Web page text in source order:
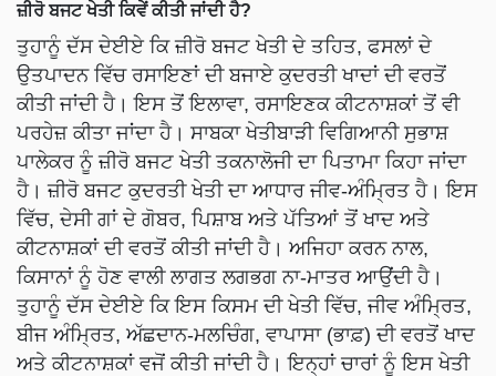
ਜ਼ੀਰੋ ਬਜਟ ਖੇਤੀ ਕਿਵੇਂ ਕੀਤੀ ਜਾਂਦੀ ਹੈ?
ਤੁਹਾਨੂੰ ਦੱਸ ਦੇਈਏ ਕਿ ਜ਼ੀਰੋ ਬਜਟ ਖੇਤੀ ਦੇ ਤਹਿਤ, ਫਸਲਾਂ ਦੇ
ਉਤਪਾਦਨ ਵਿੱਚ ਰਸਾਇਣਾਂ ਦੀ ਬਜਾਏ ਕੁਦਰਤੀ ਖਾਦਾਂ ਦੀ ਵਰਤੋਂ
ਕੀਤੀ ਜਾਂਦੀ ਹੈ। ਇਸ ਤੋਂ ਇਲਾਵਾ, ਰਸਾਇਣਕ ਕੀਟਨਾਸ਼ਕਾਂ ਤੋਂ ਵੀ
ਪਰਹੇਜ਼ ਕੀਤਾ ਜਾਂਦਾ ਹੈ। ਸਾਬਕਾ ਖੇਤੀਬਾੜੀ ਵਿਗਿਆਨੀ ਸੁਭਾਸ਼
ਪਾਲੇਕਰ ਨੂੰ ਜ਼ੀਰੋ ਬਜਟ ਖੇਤੀ ਤਕਨਾਲੋਜੀ ਦਾ ਪਿਤਾਮਾ ਕਿਹਾ ਜਾਂਦਾ
ਹੈ। ਜ਼ੀਰੋ ਬਜਟ ਕੁਦਰਤੀ ਖੇਤੀ ਦਾ ਆਧਾਰ ਜੀਵ-ਅੰਮ੍ਰਿਤ ਹੈ। ਇਸ
ਵਿੱਚ, ਦੇਸੀ ਗਾਂ ਦੇ ਗੋਬਰ, ਪਿਸ਼ਾਬ ਅਤੇ ਪੱਤਿਆਂ ਤੋਂ ਖਾਦ ਅਤੇ
ਕੀਟਨਾਸ਼ਕਾਂ ਦੀ ਵਰਤੋਂ ਕੀਤੀ ਜਾਂਦੀ ਹੈ। ਅਜਿਹਾ ਕਰਨ ਨਾਲ,
ਕਿਸਾਨਾਂ ਨੂੰ ਹੋਣ ਵਾਲੀ ਲਾਗਤ ਲਗਭਗ ਨਾ-ਮਾਤਰ ਆਉਂਦੀ ਹੈ।
ਤੁਹਾਨੂੰ ਦੱਸ ਦੇਈਏ ਕਿ ਇਸ ਕਿਸਮ ਦੀ ਖੇਤੀ ਵਿੱਚ, ਜੀਵ ਅੰਮ੍ਰਿਤ,
ਬੀਜ ਅੰਮ੍ਰਿਤ, ਅੱਛਦਾਨ-ਮਲਚਿੰਗ, ਵਾਪਾਸਾ (ਭਾਫ਼) ਦੀ ਵਰਤੋਂ ਖਾਦ
ਅਤੇ ਕੀਟਨਾਸ਼ਕਾਂ ਵਜੋਂ ਕੀਤੀ ਜਾਂਦੀ ਹੈ। ਇਨ੍ਹਾਂ ਚਾਰਾਂ ਨੂੰ ਇਸ ਖੇਤੀ